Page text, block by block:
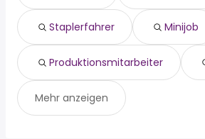
Staplerfahrer Minijob
Produktionsmitarbeiter
Mehr anzeigen